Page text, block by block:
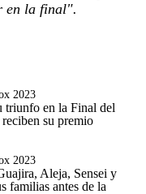
en la final".
2023
triunfo en la Final del
su premio
2023
Aleja, Sensei y
familias antes de la